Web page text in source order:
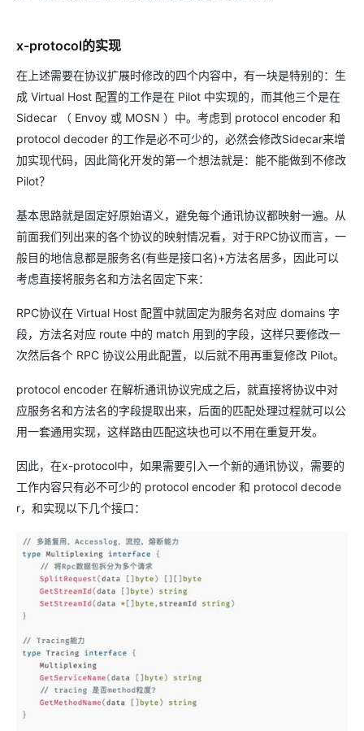
x-protocol的实现
在上述需要在协议扩展时修改的四个内容中，有一块是特别的：生
成 Virtual Host 配置的工作是在 Pilot 中实现的，而其他三个是在
Sidecar （ Envoy 或 MOSN ）中。考虑到 protocol encoder 和
protocol decoder 的工作是必不可少的，必然会修改Sidecar来增
加实现代码，因此简化开发的第一个想法就是：能不能做到不修改
Pilot？
基本思路就是固定好原始语义，避免每个通讯协议都映射一遍。从
前面我们列出来的各个协议的映射情况看，对于RPC协议而言，一
般目的地信息都是服务名(有些是接口名)+方法名居多，因此可以
考虑直接将服务名和方法名固定下来：
RPC协议在 Virtual Host 配置中就固定为服务名对应 domains 字
段，方法名对应 route 中的 match 用到的字段，这样只要修改一
次然后各个 RPC 协议公用此配置，以后就不用再重复修改 Pilot。
protocol encoder 在解析通讯协议完成之后，就直接将协议中对
应服务名和方法名的字段提取出来，后面的匹配处理过程就可以公
用一套通用实现，这样路由匹配这块也可以不用在重复开发。
因此，在x-protocol中，如果需要引入一个新的通讯协议，需要的
工作内容只有必不可少的 protocol encoder 和 protocol decode
r，和实现以下几个接口：